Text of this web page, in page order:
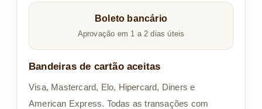
Boleto bancário
Aprovação em 1 a 2 dias úteis
Bandeiras de cartão aceitas
Visa, Mastercard, Elo, Hipercard, Diners e
American Express. Todas as transações com